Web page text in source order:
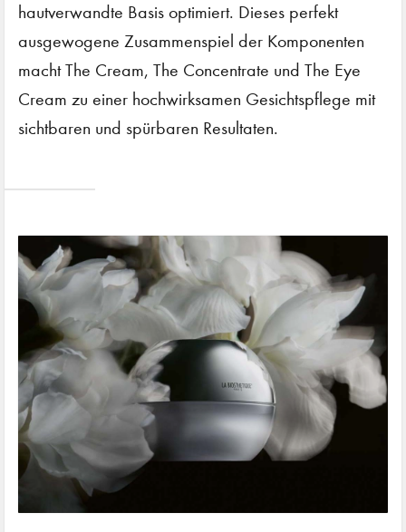
hautverwandte Basis optimiert. Dieses perfekt
ausgewogene Zusammenspiel der Komponenten
macht The Cream, The Concentrate und The Eye
Cream zu einer hochwirksamen Gesichtspflege mit
sichtbaren und spürbaren Resultaten.